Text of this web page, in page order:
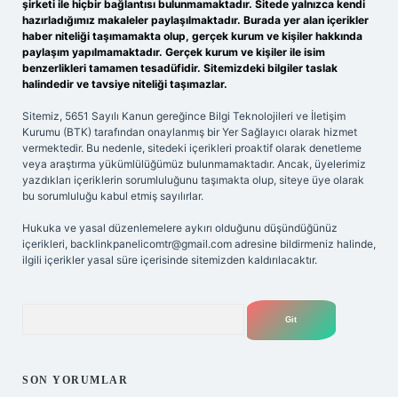
şirketi ile hiçbir bağlantısı bulunmamaktadır. Sitede yalnızca kendi
hazırladığımız makaleler paylaşılmaktadır. Burada yer alan içerikler
haber niteliği taşımamakta olup, gerçek kurum ve kişiler hakkında
paylaşım yapılmamaktadır. Gerçek kurum ve kişiler ile isim
benzerlikleri tamamen tesadüfidir. Sitemizdeki bilgiler taslak
halindedir ve tavsiye niteliği taşımazlar.
Sitemiz, 5651 Sayılı Kanun gereğince Bilgi Teknolojileri ve İletişim
Kurumu (BTK) tarafından onaylanmış bir Yer Sağlayıcı olarak hizmet
vermektedir. Bu nedenle, sitedeki içerikleri proaktif olarak denetleme
veya araştırma yükümlülüğümüz bulunmamaktadır. Ancak, üyelerimiz
yazdıkları içeriklerin sorumluluğunu taşımakta olup, siteye üye olarak
bu sorumluluğu kabul etmiş sayılırlar.
Hukuka ve yasal düzenlemelere aykırı olduğunu düşündüğünüz
içerikleri, backlinkpanelicomtr@gmail.com adresine bildirmeniz halinde,
ilgili içerikler yasal süre içerisinde sitemizden kaldırılacaktır.
SON YORUMLAR